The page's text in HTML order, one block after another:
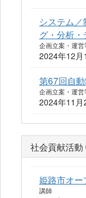
システム
グ・分析
企画立案・運営
2024年12
第67回自
企画立案・運営
2024年11
社会貢献活動
姫路市オー
講師